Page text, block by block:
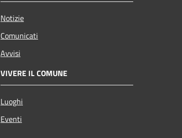
Notizie
Comunicati
Avvisi
VIVERE IL COMUNE
Luoghi
Eventi